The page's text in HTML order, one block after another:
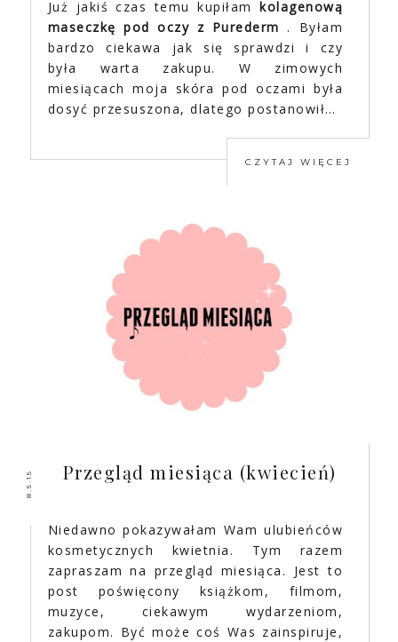
Już jakiś czas temu kupiłam
kolagenową
maseczkę pod oczy z Purederm . Byłam
bardzo ciekawa jak się sprawdzi i czy
była warta zakupu. W zimowych
miesiącach moja skóra pod oczami była
dosyć przesuszona, dlatego postanowił…
CZYTAJ WIĘCEJ
8.5.15 Przegląd miesiąca (kwiecień)
Niedawno pokazywałam Wam ulubieńców
kosmetycznych kwietnia. Tym razem
zapraszam na przegląd miesiąca. Jest to
post poświęcony książkom, filmom,
muzyce, ciekawym wydarzeniom,
zakupom. Być może coś Was zainspiruje,